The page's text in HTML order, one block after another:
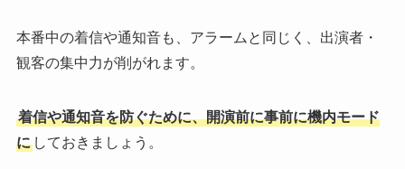
本番中の着信や通知音も、アラームと同じく、出演者・
観客の集中力が削がれます。
着信や通知音を防ぐために、開演前に事前に機内モード
にしておきましょう。